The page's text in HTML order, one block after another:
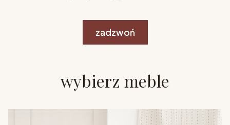
zadzwoń
wybierz meble